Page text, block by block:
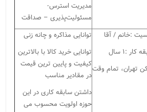
مدیریت استرس-
مسئولیت‌پذیری – صداقت
:خانم / آقا
کار :۱ سال
تهران، تمام وقت
توانایی مذاکره و چانه زنی
توانایی خرید کالا با بالاترین
کیفیت و پایین ترین قیمت
در مقادیر مناسب
داشتن سابقه کاری در این
حوزه اولویت محسوب می